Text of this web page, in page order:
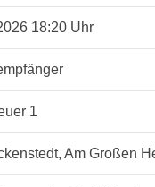
18:20 Uhr
1
Am Großen